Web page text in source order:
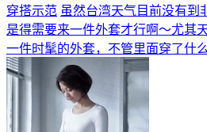
穿搭示范 虽然台湾天气目前没有到
是得需要来一件外套才行啊～尤其
一件时髦的外套，不管里面穿了什